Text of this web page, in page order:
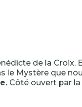
de la Croix,
le Mystère que
Côté ouvert par